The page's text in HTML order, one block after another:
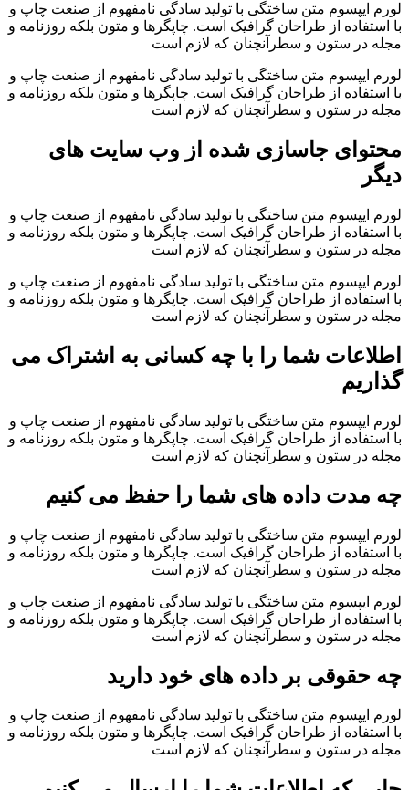
لورم ایپسوم متن ساختگی با تولید سادگی نامفهوم از صنعت چاپ و
با استفاده از طراحان گرافیک است. چاپگرها و متون بلکه روزنامه و
مجله در ستون و سطرآنچنان که لازم است
لورم ایپسوم متن ساختگی با تولید سادگی نامفهوم از صنعت چاپ و
با استفاده از طراحان گرافیک است. چاپگرها و متون بلکه روزنامه و
مجله در ستون و سطرآنچنان که لازم است
محتوای جاسازی شده از وب سایت های
دیگر
لورم ایپسوم متن ساختگی با تولید سادگی نامفهوم از صنعت چاپ و
با استفاده از طراحان گرافیک است. چاپگرها و متون بلکه روزنامه و
مجله در ستون و سطرآنچنان که لازم است
لورم ایپسوم متن ساختگی با تولید سادگی نامفهوم از صنعت چاپ و
با استفاده از طراحان گرافیک است. چاپگرها و متون بلکه روزنامه و
مجله در ستون و سطرآنچنان که لازم است
اطلاعات شما را با چه کسانی به اشتراک می
گذاریم
لورم ایپسوم متن ساختگی با تولید سادگی نامفهوم از صنعت چاپ و
با استفاده از طراحان گرافیک است. چاپگرها و متون بلکه روزنامه و
مجله در ستون و سطرآنچنان که لازم است
چه مدت داده های شما را حفظ می کنیم
لورم ایپسوم متن ساختگی با تولید سادگی نامفهوم از صنعت چاپ و
با استفاده از طراحان گرافیک است. چاپگرها و متون بلکه روزنامه و
مجله در ستون و سطرآنچنان که لازم است
لورم ایپسوم متن ساختگی با تولید سادگی نامفهوم از صنعت چاپ و
با استفاده از طراحان گرافیک است. چاپگرها و متون بلکه روزنامه و
مجله در ستون و سطرآنچنان که لازم است
چه حقوقی بر داده های خود دارید
لورم ایپسوم متن ساختگی با تولید سادگی نامفهوم از صنعت چاپ و
با استفاده از طراحان گرافیک است. چاپگرها و متون بلکه روزنامه و
مجله در ستون و سطرآنچنان که لازم است